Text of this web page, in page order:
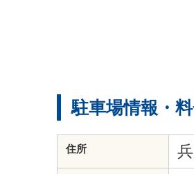
駐車場情報・
住所